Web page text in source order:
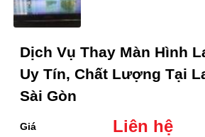
Dịch Vụ Thay Màn Hình
Uy Tín, Chất Lượng Tại
Sài Gòn
Giá Liên hệ